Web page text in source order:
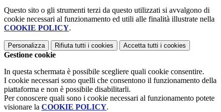
Questo sito o gli strumenti terzi da questo utilizzati si avvalgono di
cookie necessari al funzionamento ed utili alle finalità illustrate nella
COOKIE POLICY.
Personalizza Rifiuta tutti i cookies Accetta tutti i cookies
Gestione cookie
In questa schermata è possibile scegliere quali cookie consentire.
I cookie necessari sono quelli che consentono il funzionamento della
piattaforma e non è possibile disabilitarli.
Per conoscere quali sono i cookie necessari al funzionamento potete
visionare la COOKIE POLICY.